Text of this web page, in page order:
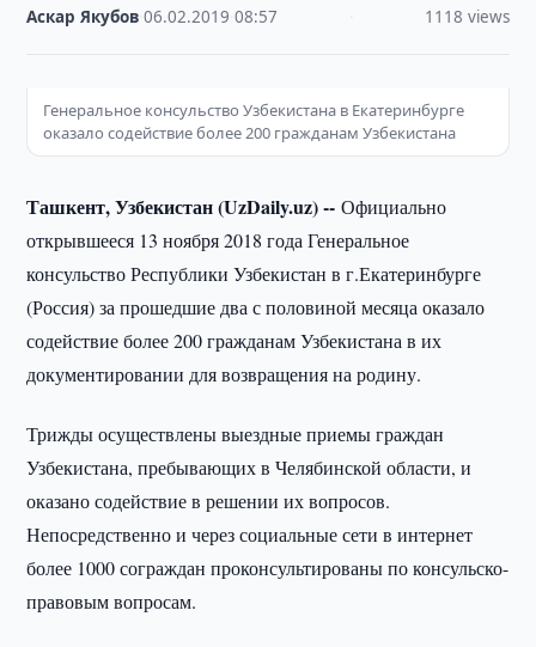
Аскар Якубов ·06.02.2019 ·08:57 1118 views
Генеральное консульство Узбекистана в Екатеринбурге
оказало содействие более 200 гражданам Узбекистана
Ташкент, Узбекистан (UzDaily.uz) --Официально
открывшееся 13 ноября 2018 года Генеральное
консульство Республики Узбекистан в г.Екатеринбурге
(Россия) за прошедшие два с половиной месяца оказало
содействие более 200 гражданам Узбекистана в их
документировании для возвращения на родину.
Трижды осуществлены выездные приемы граждан
Узбекистана, пребывающих в Челябинской области, и
оказано содействие в решении их вопросов.
Непосредственно и через социальные сети в интернет
более 1000 сограждан проконсультированы по консульско-
правовым вопросам.